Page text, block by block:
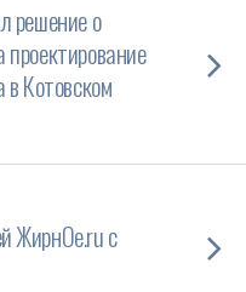
решение о
в Котовском
ЖирнОе.ru с